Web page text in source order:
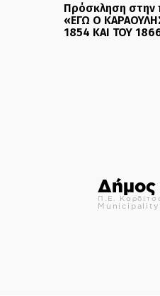
Πρόσκληση στην
«ΕΓΩ Ο
1854 ΚΑΙ ΤΟΥ
Δήμος
Π.Ε.